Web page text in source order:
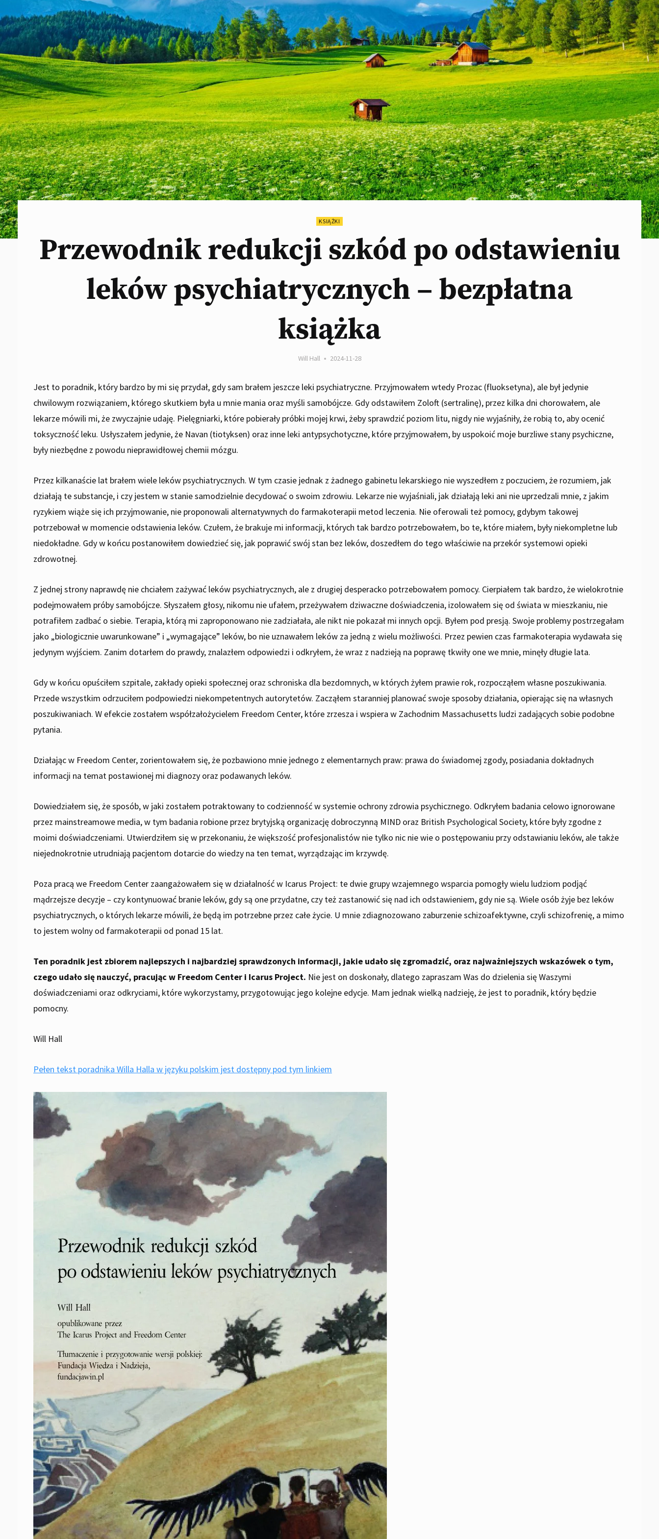
KSIĄŻKI
Przewodnik redukcji szkód po odstawieniu
leków psychiatrycznych – bezpłatna
książka
Will Hall 2024-11-28
Jest to poradnik, który bardzo by mi się przydał, gdy sam brałem jeszcze leki psychiatryczne. Przyjmowałem wtedy Prozac (fluoksetyna), ale był jedynie
chwilowym rozwiązaniem, którego skutkiem była u mnie mania oraz myśli samobójcze. Gdy odstawiłem Zoloft (sertralinę), przez kilka dni chorowałem, ale
lekarze mówili mi, że zwyczajnie udaję. Pielęgniarki, które pobierały próbki mojej krwi, żeby sprawdzić poziom litu, nigdy nie wyjaśniły, że robią to, aby ocenić
toksyczność leku. Usłyszałem jedynie, że Navan (tiotyksen) oraz inne leki antypsychotyczne, które przyjmowałem, by uspokoić moje burzliwe stany psychiczne,
były niezbędne z powodu nieprawidłowej chemii mózgu.
Przez kilkanaście lat brałem wiele leków psychiatrycznych. W tym czasie jednak z żadnego gabinetu lekarskiego nie wyszedłem z poczuciem, że rozumiem, jak
działają te substancje, i czy jestem w stanie samodzielnie decydować o swoim zdrowiu. Lekarze nie wyjaśniali, jak działają leki ani nie uprzedzali mnie, z jakim
ryzykiem wiąże się ich przyjmowanie, nie proponowali alternatywnych do farmakoterapii metod leczenia. Nie oferowali też pomocy, gdybym takowej
potrzebował w momencie odstawienia leków. Czułem, że brakuje mi informacji, których tak bardzo potrzebowałem, bo te, które miałem, były niekompletne lub
niedokładne. Gdy w końcu postanowiłem dowiedzieć się, jak poprawić swój stan bez leków, doszedłem do tego właściwie na przekór systemowi opieki
zdrowotnej.
Z jednej strony naprawdę nie chciałem zażywać leków psychiatrycznych, ale z drugiej desperacko potrzebowałem pomocy. Cierpiałem tak bardzo, że wielokrotnie
podejmowałem próby samobójcze. Słyszałem głosy, nikomu nie ufałem, przeżywałem dziwaczne doświadczenia, izolowałem się od świata w mieszkaniu, nie
potrafiłem zadbać o siebie. Terapia, którą mi zaproponowano nie zadziałała, ale nikt nie pokazał mi innych opcji. Byłem pod presją. Swoje problemy postrzegałam
jako „biologicznie uwarunkowane” i „wymagające” leków, bo nie uznawałem leków za jedną z wielu możliwości. Przez pewien czas farmakoterapia wydawała się
jedynym wyjściem. Zanim dotarłem do prawdy, znalazłem odpowiedzi i odkryłem, że wraz z nadzieją na poprawę tkwiły one we mnie, minęły długie lata.
Gdy w końcu opuściłem szpitale, zakłady opieki społecznej oraz schroniska dla bezdomnych, w których żyłem prawie rok, rozpocząłem własne poszukiwania.
Przede wszystkim odrzuciłem podpowiedzi niekompetentnych autorytetów. Zacząłem staranniej planować swoje sposoby działania, opierając się na własnych
poszukiwaniach. W efekcie zostałem współzałożycielem Freedom Center, które zrzesza i wspiera w Zachodnim Massachusetts ludzi zadających sobie podobne
pytania.
Działając w Freedom Center, zorientowałem się, że pozbawiono mnie jednego z elementarnych praw: prawa do świadomej zgody, posiadania dokładnych
informacji na temat postawionej mi diagnozy oraz podawanych leków.
Dowiedziałem się, że sposób, w jaki zostałem potraktowany to codzienność w systemie ochrony zdrowia psychicznego. Odkryłem badania celowo ignorowane
przez mainstreamowe media, w tym badania robione przez brytyjską organizację dobroczynną MIND oraz British Psychological Society, które były zgodne z
moimi doświadczeniami. Utwierdziłem się w przekonaniu, że większość profesjonalistów nie tylko nic nie wie o postępowaniu przy odstawianiu leków, ale także
niejednokrotnie utrudniają pacjentom dotarcie do wiedzy na ten temat, wyrządzając im krzywdę.
Poza pracą we Freedom Center zaangażowałem się w działalność w Icarus Project: te dwie grupy wzajemnego wsparcia pomogły wielu ludziom podjąć
mądrzejsze decyzje – czy kontynuować branie leków, gdy są one przydatne, czy też zastanowić się nad ich odstawieniem, gdy nie są. Wiele osób żyje bez leków
psychiatrycznych, o których lekarze mówili, że będą im potrzebne przez całe życie. U mnie zdiagnozowano zaburzenie schizoafektywne, czyli schizofrenię, a mimo
to jestem wolny od farmakoterapii od ponad 15 lat.
Ten poradnik jest zbiorem najlepszych i najbardziej sprawdzonych informacji, jakie udało się zgromadzić, oraz najważniejszych wskazówek o tym,
czego udało się nauczyć, pracując w Freedom Center i Icarus Project. Nie jest on doskonały, dlatego zapraszam Was do dzielenia się Waszymi
doświadczeniami oraz odkryciami, które wykorzystamy, przygotowując jego kolejne edycje. Mam jednak wielką nadzieję, że jest to poradnik, który będzie
pomocny.
Will Hall
Pełen tekst poradnika Willa Halla w języku polskim jest dostępny pod tym linkiem